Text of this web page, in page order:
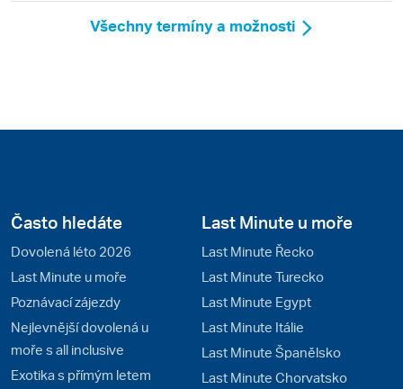
Všechny termíny a možnosti
Často hledáte
Dovolená léto 2026
Last Minute u moře
Poznávací zájezdy
Nejlevnější dovolená u
moře s all inclusive
Exotika s přímým letem
Last Minute u moře
Last Minute Řecko
Last Minute Turecko
Last Minute Egypt
Last Minute Itálie
Last Minute Španělsko
Last Minute Chorvatsko